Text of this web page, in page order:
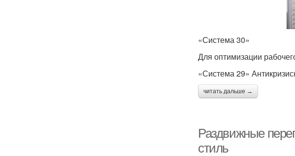
«Система 30»
Для оптимизации
«Система 29»
читать дальше →
Раздвижные
стиль